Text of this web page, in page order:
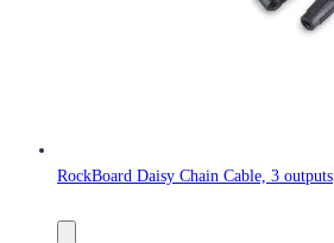
RockBoard Daisy Chain Cable, 3 outputs